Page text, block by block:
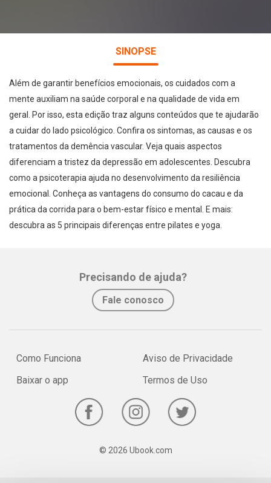
SINOPSE
Além de garantir benefícios emocionais, os cuidados com a
mente auxiliam na saúde corporal e na qualidade de vida em
geral. Por isso, esta edição traz alguns conteúdos que te ajudarão
a cuidar do lado psicológico. Confira os sintomas, as causas e os
tratamentos da demência vascular. Veja quais aspectos
diferenciam a tristez da depressão em adolescentes. Descubra
como a psicoterapia ajuda no desenvolvimento da resiliência
emocional. Conheça as vantagens do consumo do cacau e da
prática da corrida para o bem-estar físico e mental. E mais:
descubra as 5 principais diferenças entre pilates e yoga.
Precisando de ajuda?
Fale conosco
Como Funciona
Baixar o app
Aviso de Privacidade
Termos de Uso
© 2026 Ubook.com